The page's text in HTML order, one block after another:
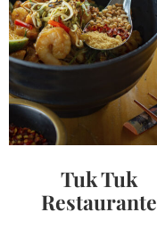
Tuk Tuk
Restaurante
Tuk Tuk
Restaurante